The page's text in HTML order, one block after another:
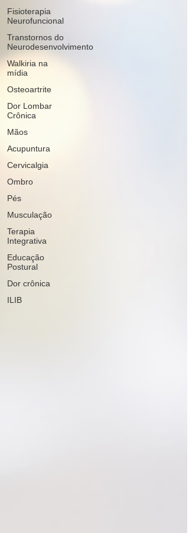
Fisioterapia
Neurofuncional
Transtornos do
Neurodesenvolvimento
Walkiria na
mídia
Osteoartrite
Dor Lombar
Crônica
Mãos
Acupuntura
Cervicalgia
Ombro
Pés
Musculação
Terapia
Integrativa
Educação
Postural
Dor crônica
ILIB